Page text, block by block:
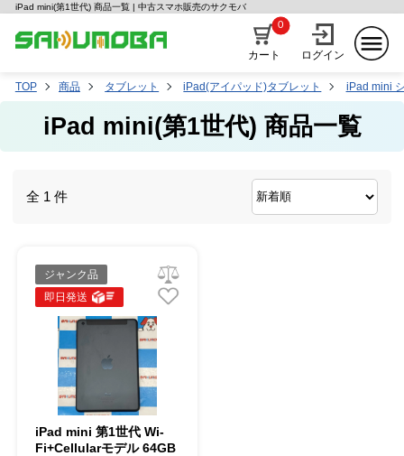
iPad mini(第1世代) 商品一覧 | 中古スマホ販売のサクモバ
カート
0
ログイン
TOP 商品 タブレット iPad(アイパッド)タブレット iPad mini
iPad mini(第1世代) 商品一覧
全 1 件
ジャンク品
即日発送
iPad mini 第1世代 Wi-
Fi+Cellularモデル 64GB